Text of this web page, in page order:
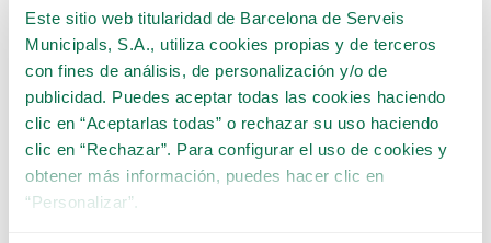
Este sitio web titularidad de Barcelona de Serveis
Municipals, S.A., utiliza cookies propias y de terceros
con fines de análisis, de personalización y/o de
publicidad. Puedes aceptar todas las cookies haciendo
clic en “Aceptarlas todas” o rechazar su uso haciendo
clic en “Rechazar”. Para configurar el uso de cookies y
obtener más información, puedes hacer clic en
“Personalizar”.
Venid con el casal al Tibidabo
Durantejunio, julio y agosto, disfruta de una
aventura emocionante en el Tibidabo
grupo
de casal de verano y esplai.